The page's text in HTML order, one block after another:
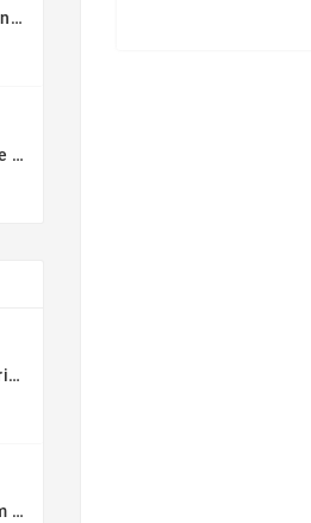
Coran Arabe-Français – Traduction Officielle (14x20 Cm ) – Couverture Daim Luxees Dorées
La Pensée Intime - Ibn Al Jawzi - Éditions Chama (Al Azhar)
Al Hajj - Le Pélerinage Par M.Hamidullah - Éditions Chama (Al Azhar)
Connaître L’Islam Ali Tantâwi - Editions Ibn Hazm